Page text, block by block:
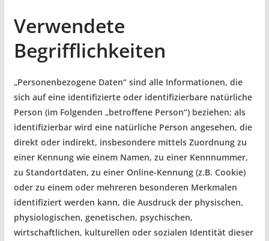
Verwendete
Begrifflichkeiten
„Personenbezogene Daten“ sind alle Informationen, die
sich auf eine identifizierte oder identifizierbare natürliche
Person (im Folgenden „betroffene Person“) beziehen; als
identifizierbar wird eine natürliche Person angesehen, die
direkt oder indirekt, insbesondere mittels Zuordnung zu
einer Kennung wie einem Namen, zu einer Kennnummer,
zu Standortdaten, zu einer Online-Kennung (z.B. Cookie)
oder zu einem oder mehreren besonderen Merkmalen
identifiziert werden kann, die Ausdruck der physischen,
physiologischen, genetischen, psychischen,
wirtschaftlichen, kulturellen oder sozialen Identität dieser